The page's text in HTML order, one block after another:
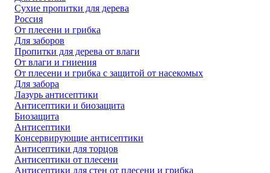
Сухие пропитки для дерева
Россия
От плесени и грибка
Для заборов
Пропитки для дерева от влаги
От влаги и гниения
От плесени и грибка с защитой от насекомых
Для забора
Лазурь антисептики
Антисептики и биозащита
Биозащита
Антисептики
Консервирующие антисептики
Антисептики для торцов
Антисептики от плесени
Антисептики для стен от плесени и грибка